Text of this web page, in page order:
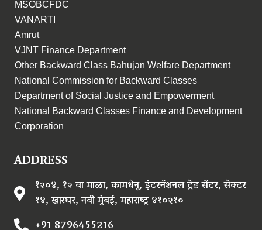
MSOBCFDC
VANARTI
Amrut
VJNT Finance Department
Other Backward Class Bahujan Welfare Department
National Commission for Backward Classes
Department of Social Justice and Empowerment
National Backward Classes Finance and Development
Corporation
ADDRESS
१२०४, १२ वा माळा, कामधेनू, इंटरनॅशनल ट्रेड सेंटर, सेक्टर
१४, खारघर, नवी मुंबई, महाराष्ट्र ४१०२१०
+91 8796455216